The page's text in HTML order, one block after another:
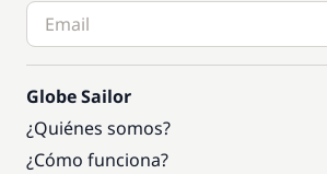
Globe Sailor
¿Quiénes somos?
¿Cómo funciona?